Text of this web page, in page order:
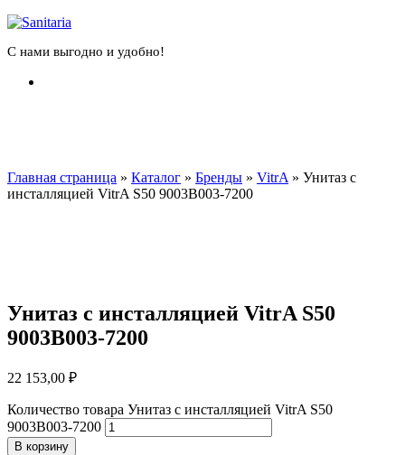
С нами выгодно и удобно!
Главная страница » Каталог » Бренды » VitrA » Унитаз с
инсталляцией VitrA S50 9003B003-7200
Унитаз с инсталляцией VitrA S50
9003B003-7200
22 153,00 ₽
Количество товара Унитаз с инсталляцией VitrA S50
9003B003-7200
В корзину